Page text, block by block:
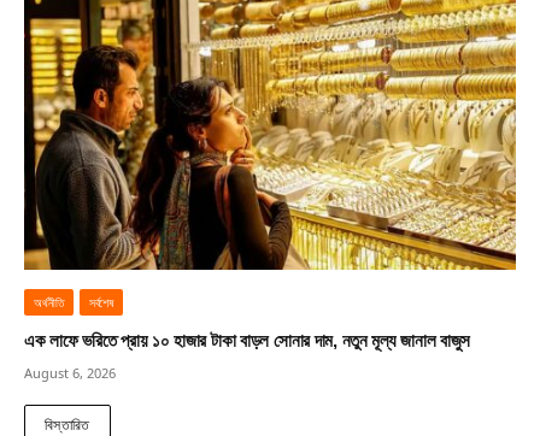
অর্থনীতি সর্বশেষ
এক লাফে ভরিতে প্রায় ১০ হাজার টাকা বাড়ল সোনার দাম, নতুন মূল্য জানাল বাজুস
August 6, 2026
বিস্তারিত